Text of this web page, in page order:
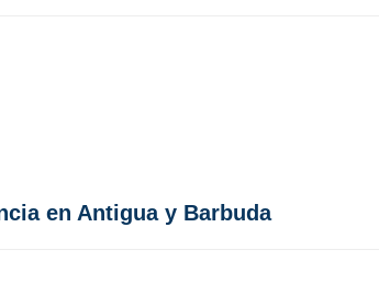
en Antigua y Barbuda